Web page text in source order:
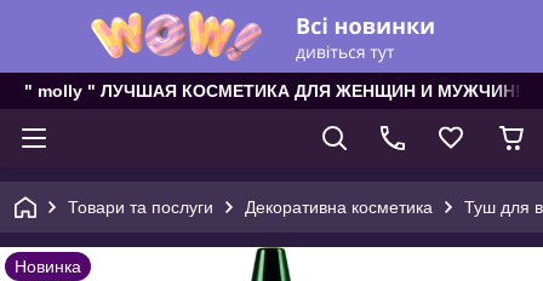
" molly " ЛУЧШАЯ КОСМЕТИКА ДЛЯ ЖЕНЩИН И МУЖЧИН!
Товари та послуги Декоративна косметика Туш для
Новинка